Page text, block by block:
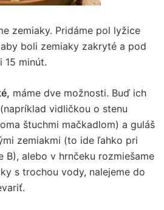
zemiaky. Pridáme pol lyžice
boli zemiaky zakryté a pod
15 minút.
máme dve možnosti. Buď ich
vidličkou o stenu
štuchmi mačkadlom) a guláš
zemiakmi (to ide ľahko pri
alebo v hrnčeku rozmiešame
s trochou vody, nalejeme do